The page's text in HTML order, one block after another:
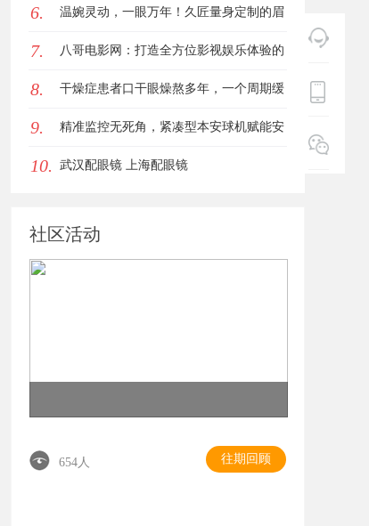
6. 温婉灵动，一眼万年！久匠量身定制的眉
眼唇，才是你整张脸的点睛之笔！淡颜系
女生的气质加分项
7. 八哥电影网：打造全方位影视娱乐体验的
平台解析
8. 干燥症患者口干眼燥熬多年，一个周期缓
过来？老中医：一张辨证方对症，身体找
回津液
9. 精准监控无死角，紧凑型本安球机赋能安
全管理
10. 武汉配眼镜 上海配眼镜
社区活动
654人 往期回顾